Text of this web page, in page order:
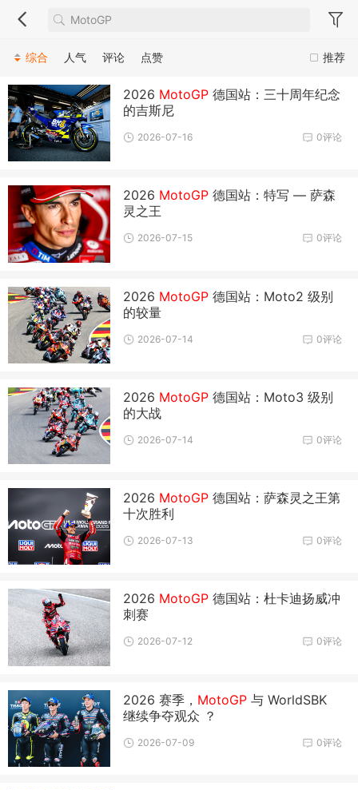
推荐
综合 人气 评论 点赞
2026 MotoGP 德国站：三十周年纪念
的吉斯尼
0评论
2026-07-16
2026 MotoGP 德国站：特写 — 萨森
灵之王
0评论
2026-07-15
2026 MotoGP 德国站：Moto2 级别
的较量
0评论
2026-07-14
2026 MotoGP 德国站：Moto3 级别
的大战
0评论
2026-07-14
2026 MotoGP 德国站：萨森灵之王第
十次胜利
0评论
2026-07-13
2026 MotoGP 德国站：杜卡迪扬威冲
刺赛
0评论
2026-07-12
2026 赛季， MotoGP 与 WorldSBK
继续争夺观众 ？
0评论
2026-07-09